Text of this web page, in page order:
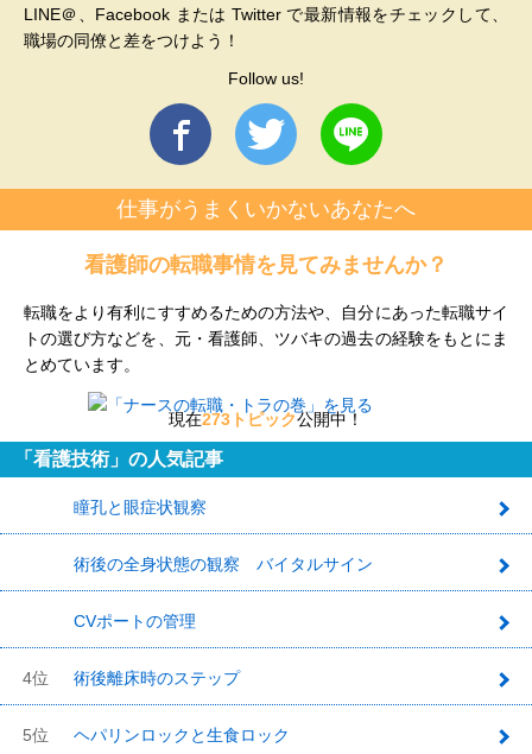
LINE＠、Facebook または Twitter で最新情報をチェックして、
職場の同僚と差をつけよう！
Follow us!
仕事がうまくいかないあなたへ
看護師の転職事情を見てみませんか？
転職をより有利にすすめるための方法や、自分にあった転職サイ
トの選び方などを、元・看護師、ツバキの過去の経験をもとにま
とめています。
現在273トピック公開中！
「看護技術」の人気記事
瞳孔と眼症状観察
術後の全身状態の観察 バイタルサイン
CVポートの管理
4位 術後離床時のステップ
5位 ヘパリンロックと生食ロック